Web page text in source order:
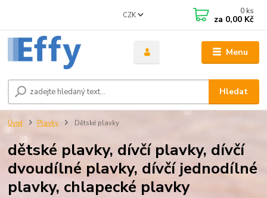
Menu
CZK
Hledat
0 ks
za 0,00 Kč
Úvod Plavky Dětské plavky
dětské plavky, dívčí plavky, dívčí
dvoudílné plavky, dívčí jednodílné
plavky, chlapecké plavky